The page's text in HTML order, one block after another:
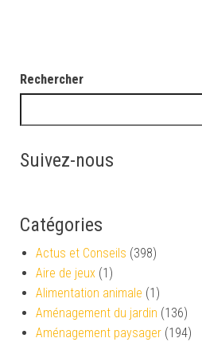
Rechercher
Suivez-nous
Catégories
Actus et Conseils (398)
Aire de jeux (1)
Alimentation animale (1)
Aménagement du jardin (136)
Aménagement paysager (194)